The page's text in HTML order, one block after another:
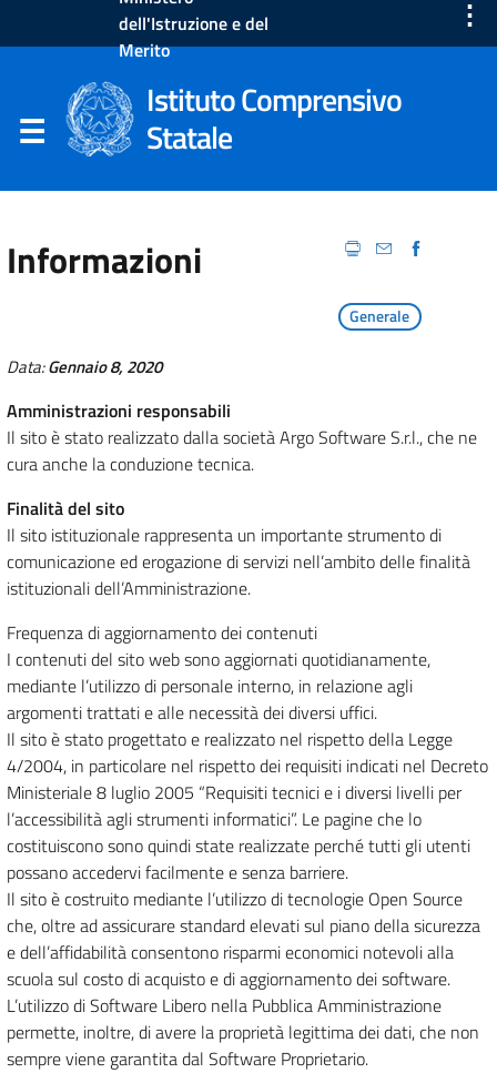
dell'Istruzione e del
Merito
⋮
Istituto Comprensivo
Statale
Informazioni
Generale
Data:Gennaio 8, 2020
Amministrazioni responsabili
Il sito è stato realizzato dalla società Argo Software S.r.l., che ne
cura anche la conduzione tecnica.
Finalità del sito
Il sito istituzionale rappresenta un importante strumento di
comunicazione ed erogazione di servizi nell’ambito delle finalità
istituzionali dell’Amministrazione.
Frequenza di aggiornamento dei contenuti
I contenuti del sito web sono aggiornati quotidianamente,
mediante l’utilizzo di personale interno, in relazione agli
argomenti trattati e alle necessità dei diversi uffici.
Il sito è stato progettato e realizzato nel rispetto della Legge
4/2004, in particolare nel rispetto dei requisiti indicati nel Decreto
Ministeriale 8 luglio 2005 “Requisiti tecnici e i diversi livelli per
l’accessibilità agli strumenti informatici”. Le pagine che lo
costituiscono sono quindi state realizzate perché tutti gli utenti
possano accedervi facilmente e senza barriere.
Il sito è costruito mediante l’utilizzo di tecnologie Open Source
che, oltre ad assicurare standard elevati sul piano della sicurezza
e dell’affidabilità consentono risparmi economici notevoli alla
scuola sul costo di acquisto e di aggiornamento dei software.
L’utilizzo di Software Libero nella Pubblica Amministrazione
permette, inoltre, di avere la proprietà legittima dei dati, che non
sempre viene garantita dal Software Proprietario.